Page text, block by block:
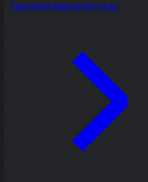
Tworzenie diagramów i map